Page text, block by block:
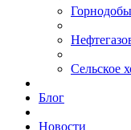
Сельское
Блог
Новости